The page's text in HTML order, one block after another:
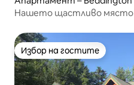
Нашето щастливо място
Избор на гостите
Избор на гостите